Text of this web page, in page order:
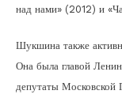
над нами» (2012) и
Шукшина также
Она была главой
депутаты